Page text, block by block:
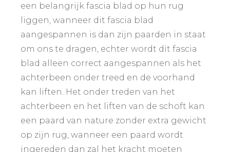
een belangrijk fascia blad op hun rug
liggen, wanneer dit fascia blad
aangespannen is dan zijn paarden in staat
om ons te dragen, echter wordt dit fascia
blad alleen correct aangespannen als het
achterbeen onder treed en de voorhand
kan liften. Het onder treden van het
achterbeen en het liften van de schoft kan
een paard van nature zonder extra gewicht
op zijn rug, wanneer een paard wordt
ingereden dan zal het kracht moeten